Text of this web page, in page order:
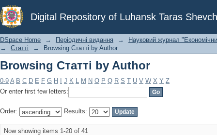
Digital Repository of Luhansk Taras
Browsing Статті by Author
DSpace Home → Періодичні видання →
Науковий журнал
→
Статті → Browsing Статті by Author
Browsing Статті by Author
0-9 A B C D E F G H J K L M N O P Q R S T U V W X Y Z
Or enter first few letters:
Order: Results:
Now showing items 1-20 of 41